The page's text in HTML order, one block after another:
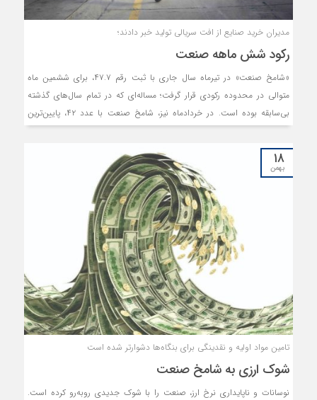
مدیران خرید صنایع از افت سریالی تولید خبر دادند؛
رکود شش ماهه صنعت
«شامخ صنعت» در تیرماه سال جاری با ثبت رقم ۴۷.۷، برای ششمین ماه
متوالی در محدوده رکودی قرار گرفت؛ مساله‌ای که در تمام سال‌های گذشته
بی‌سابقه بوده است. در خردادماه نیز، شامخ صنعت با عدد ۴۲، پایین‌ترین
بیماری صنعت در ماه‌های اخیر تشدید شده است و درمان آن با مسکن‌های
موقتی امکان‌پذیر نیست. دو مشکل «کمبود تقاضای موثر» و «ناترازی انرژی»،
صنعت را تحت فشار قرار داده است. چرخه تولید در نتیجه کاهش تقاضا در
داخل و خارج کشور، دچار اختلال شده است. به‌طور مشخص، حل این مساله
مستلزم «ایجاد ثبات اقتصادی» و «باز شدن قفل‌های تجارت» است. از سوی
دیگر، رفع «ناترازی» بدون سرمایه‌گذاری در زیرساخت‌ها ممکن نیست.
خاموشی‌های مکرر نه تنها دوای درد کمبود انرژی نبوده، بلکه واحدهای فعال را
نیز با خطر ورشکستگی مواجه کرده است. در نهایت بدون در نظر گرفتن
واقعیت‌های موجود و اتخاذ تصمیمات راهبردی، احتمالا سریال رکود بیش از
شش ماه ادامه خواهد داشت.
۱۸
بهمن
تامین مواد اولیه و نقدینگی برای بنگاه‌ها دشوارتر شده است
شوک ارزی به شامخ صنعت
نوسانات و ناپایداری نرخ ارز، صنعت را با شوک جدیدی روبه‌رو کرده است.